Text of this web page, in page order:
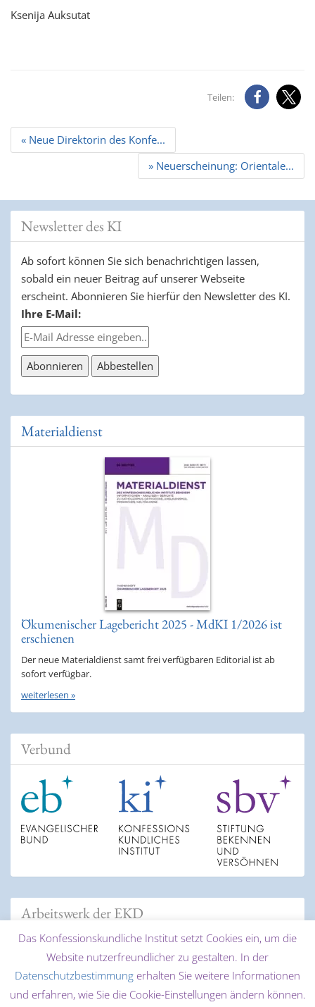
Ksenija Auksutat
Teilen:
Beitrags
Navigation
« Neue Direktorin des Konfe...
» Neuerscheinung: Orientale...
Newsletter des KI
Ab sofort können Sie sich benachrichtigen lassen,
sobald ein neuer Beitrag auf unserer Webseite
erscheint. Abonnieren Sie hierfür den Newsletter des KI.
Ihre E-Mail:
Materialdienst
Ökumenischer Lagebericht 2025 - MdKI 1/2026 ist
erschienen
Der neue Materialdienst samt frei verfügbaren Editorial ist ab
sofort verfügbar.
weiterlesen »
Verbund
Arbeitswerk der EKD
Das Konfessionskundliche Institut setzt Cookies ein, um die
Website nutzerfreundlicher zu gestalten. In der
Datenschutzbestimmung erhalten Sie weitere Informationen
und erfahren, wie Sie die Cookie-Einstellungen ändern können.